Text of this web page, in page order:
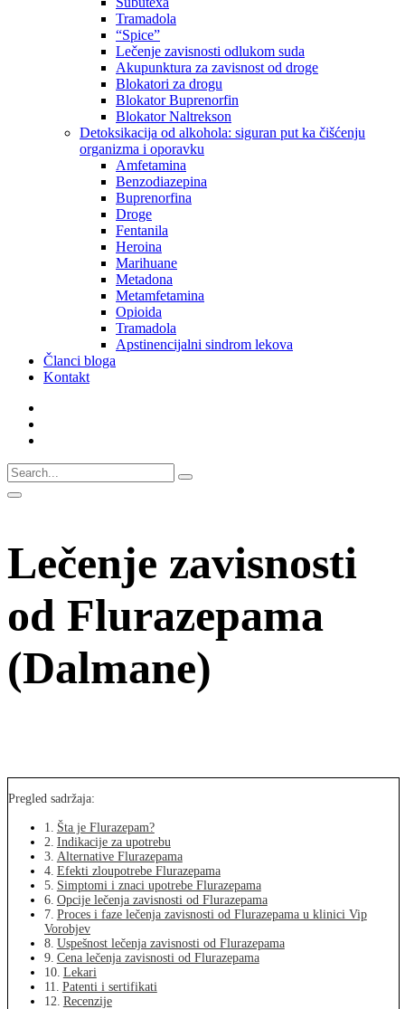
Tramadola
“Spice”
Lečenje zavisnosti odlukom suda
Akupunktura za zavisnost od droge
Blokatori za drogu
Blokator Buprenorfin
Blokator Naltrekson
Detoksikacija od alkohola: siguran put ka čišćenju
organizma i oporavku
Amfetamina
Benzodiazepina
Buprenorfina
Droge
Fentanila
Heroina
Marihuane
Metadona
Metamfetamina
Opioida
Tramadola
Apstinencijalni sindrom lekova
Članci bloga
Kontakt
Lečenje zavisnosti
od Flurazepama
(Dalmane)
Pregled sadržaja:
Šta je Flurazepam?
Indikacije za upotrebu
Alternative Flurazepama
Efekti zloupotrebe Flurazepama
Simptomi i znaci upotrebe Flurazepama
Opcije lečenja zavisnosti od Flurazepama
Proces i faze lečenja zavisnosti od Flurazepama u klinici Vip
Vorobjev
Uspešnost lečenja zavisnosti od Flurazepama
Cena lečenja zavisnosti od Flurazepama
Lekari
Patenti i sertifikati
Recenzije